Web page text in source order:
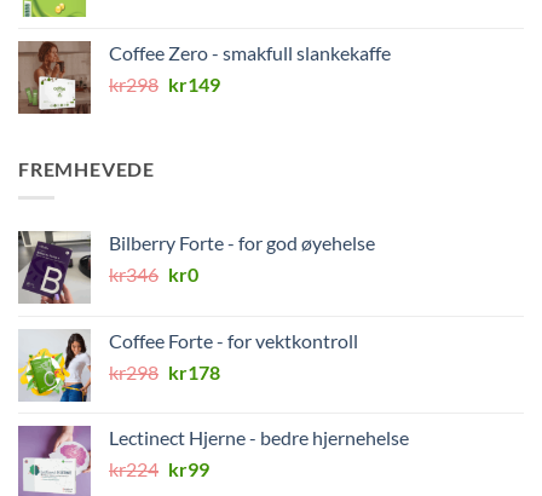
Coffee Zero - smakfull slankekaffe
kr298 Opprinnelig
kr149Nåværende
FREMHEVEDE
Bilberry Forte - for god øyehelse
kr346 Opprinnelig
kr346.
kr0Nåværende
kr0.
Coffee Forte - for vektkontroll
kr298 Opprinnelig
kr298.
kr178Nåværende
kr178.
Lectinect Hjerne - bedre hjernehelse
kr224 Opprinnelig
kr99Nåværende